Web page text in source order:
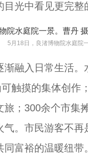
目光中看见更完整
5月18日，良渚博物院水庭院
融入日常生活。
触摸的集体创作
；300余个市集
气。市民游客不
同富裕的温暖纽带